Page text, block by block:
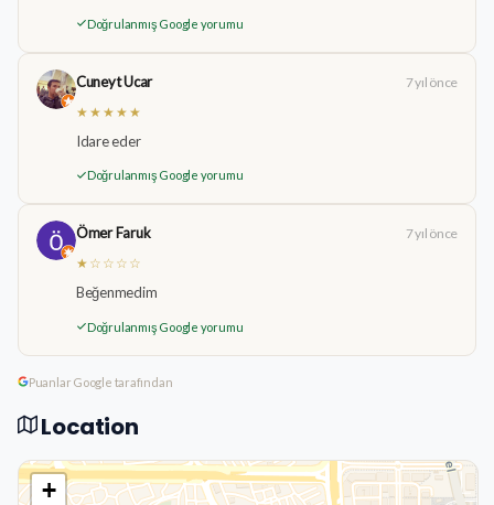
Doğrulanmış Google yorumu
Cuneyt Ucar
7 yıl önce
★★★★★
Idare eder
Doğrulanmış Google yorumu
Ömer Faruk
7 yıl önce
★☆☆☆☆
Beğenmedim
Doğrulanmış Google yorumu
Puanlar Google tarafından
Location
+